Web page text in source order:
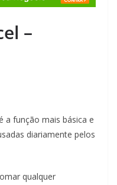
–
a função mais básica e
diariamente pelos
qualquer